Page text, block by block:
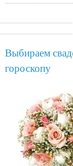
Выбираем
гороскопу